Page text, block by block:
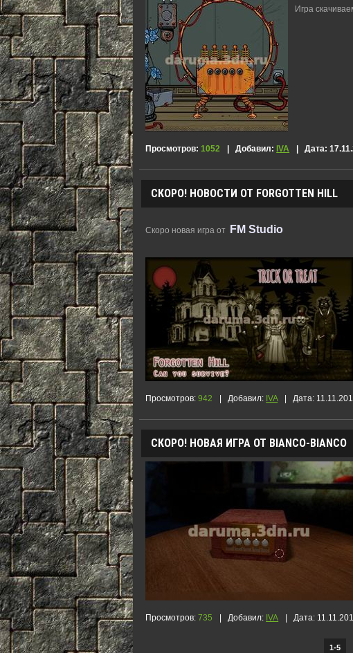
Игра
Просмотров: 1052 | Добавил: IVA | Дата:
СКОРО! НОВОСТИ ОТ FORGOTTEN HILL
Скоро новая игра от FM Studio
Просмотров: 942 | Добавил: IVA | Дата:
СКОРО! НОВАЯ ИГРА ОТ BIANCO-BIANCO
Просмотров: 735 | Добавил: IVA | Дата:
1-5